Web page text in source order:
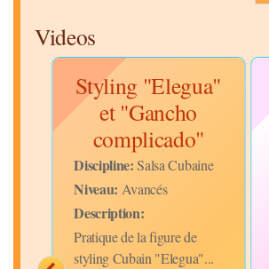
Videos
Styling "Elegua"
et "Gancho
complicado"
Discipline:Salsa Cubaine
Niveau: Avancés
Description:
Pratique de la figure de
styling Cubain "Elegua"...